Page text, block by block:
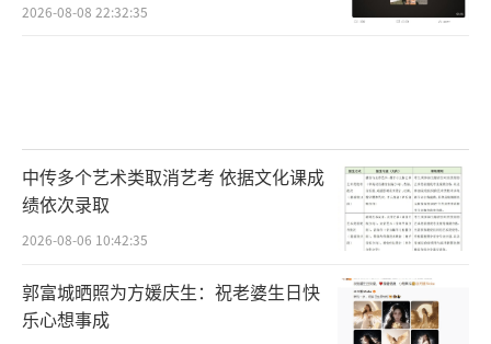
2026-08-08 22:32:35
中传多个艺术类取消艺考 依据文化课成
绩依次录取
2026-08-06 10:42:35
郭富城晒照为方媛庆生：祝老婆生日快
乐心想事成